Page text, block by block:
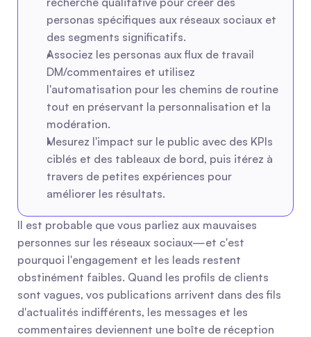
personas spécifiques aux réseaux sociaux et
des segments significatifs.
Associez les personas aux flux de travail
DM/commentaires et utilisez
l'automatisation pour les chemins de routine
tout en préservant la personnalisation et la
modération.
Mesurez l'impact sur le public avec des KPIs
ciblés et des tableaux de bord, puis itérez à
travers de petites expériences pour
améliorer les résultats.
Il est probable que vous parliez aux mauvaises
personnes sur les réseaux sociaux—et c'est
pourquoi l'engagement et les leads restent
obstinément faibles. Quand les profils de clients
sont vagues, vos publications arrivent dans des fils
d'actualités indifférents, les messages et les
commentaires deviennent une boîte de réception